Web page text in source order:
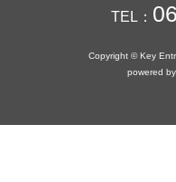
TEL：
Copyright © Key
powered